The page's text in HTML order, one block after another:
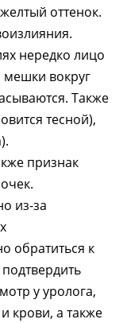
оттенок.
нередко лицо
мешки вокруг
Также
тесной),
признак
из-за
обратиться к
у уролога,
крови, а также